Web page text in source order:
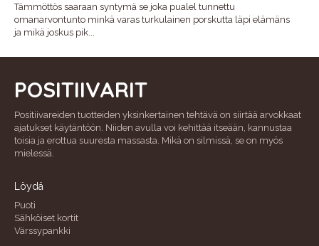
Tämmöttös saaraan syntymä se joka pualel tunnettu
omanarvontunto minkä varas turkulainen porskutta läpi elämäns
ja mikä joskus pik...
POSITIIVARIT
Positiivareiden tuotteiden yksinkertainen tehtävä on siirtää arvokkaat
ajatukset käytäntöön. Niiden avulla voi kehittää itseään, kannustaa
toisia ja erottua suuresta massasta. Mikä on silmissä, se on myös
mielessä.
Löydä
Puoti
Sähköiset kortit
Värssypankki